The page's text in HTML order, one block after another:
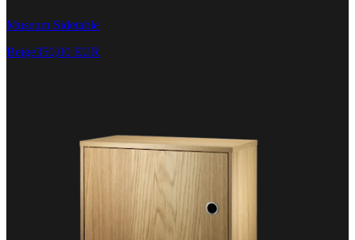
Museum Sidetable
Beige350,00 EUR